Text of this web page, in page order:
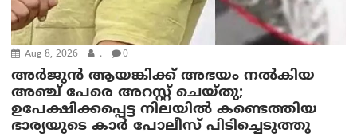
Aug 8, 2026 . 0
അര്‍ജുന്‍ ആയങ്കിക്ക് അഭയം നല്‍കിയ
അഞ്ച് പേരെ അറസ്റ്റ് ചെയ്തു;
ഉപേക്ഷിക്കപ്പെട്ട നിലയില്‍ കണ്ടെത്തിയ
ഭാര്യയുടെ കാര്‍ പോലീസ് പിടിച്ചെടുത്തു